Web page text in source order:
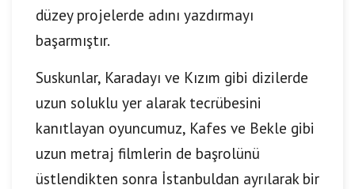
düzey projelerde adını yazdırmayı
başarmıştır.
Suskunlar, Karadayı ve Kızım gibi dizilerde
uzun soluklu yer alarak tecrübesini
kanıtlayan oyuncumuz, Kafes ve Bekle gibi
uzun metraj filmlerin de başrolünü
üstlendikten sonra İstanbuldan ayrılarak bir